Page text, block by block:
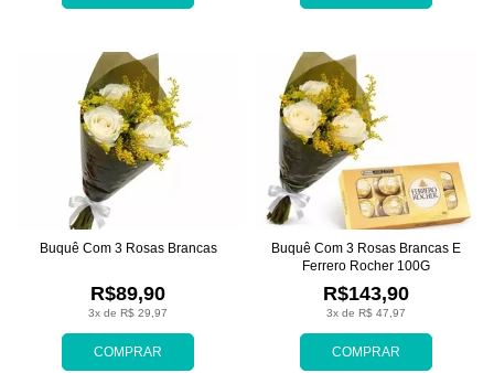
COMPRAR
3x de R$ 29,97
R$89,90
Buquê Com 3 Rosas Brancas
COMPRAR
3x de R$ 47,97
R$143,90
Buquê Com 3 Rosas Brancas E
Ferrero Rocher 100G